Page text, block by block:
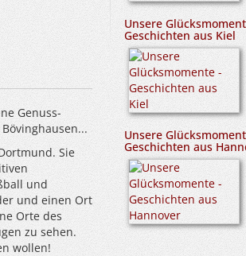
Genuss-
Sie
und
und einen Ort
Orte des
zu sehen.
wollen!
Unsere
Geschichten aus Kiel
Unsere
Geschichten aus